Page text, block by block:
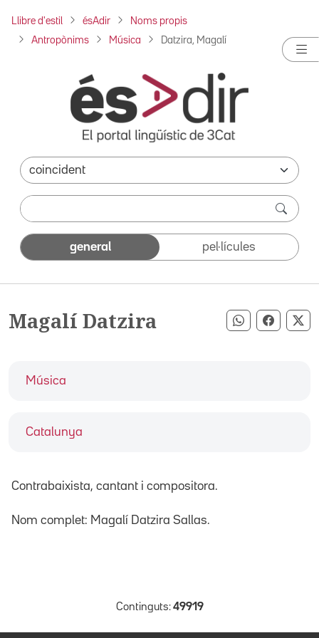
Llibre d'estil ésAdir Noms propis
Antropònims Música Datzira, Magalí
general pel·lícules
Magalí Datzira Compartir
Música
Catalunya
Contrabaixista, cantant i compositora.
Nom complet: Magalí Datzira Sallas.
Continguts: 49919